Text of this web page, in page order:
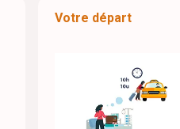
Votre départ